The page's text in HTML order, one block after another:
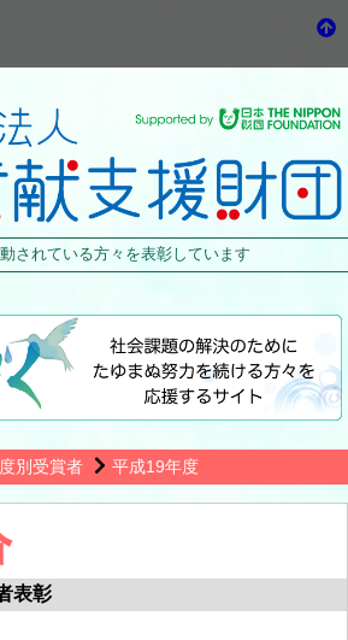
されている方々を表彰しています
別受賞者 平成19年度
表彰